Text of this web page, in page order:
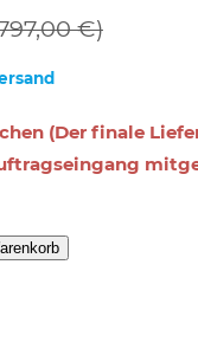
€)
(Der finale